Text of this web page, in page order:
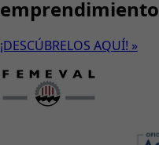
emprendimiento
¡DESCÚBRELOS AQUÍ! »